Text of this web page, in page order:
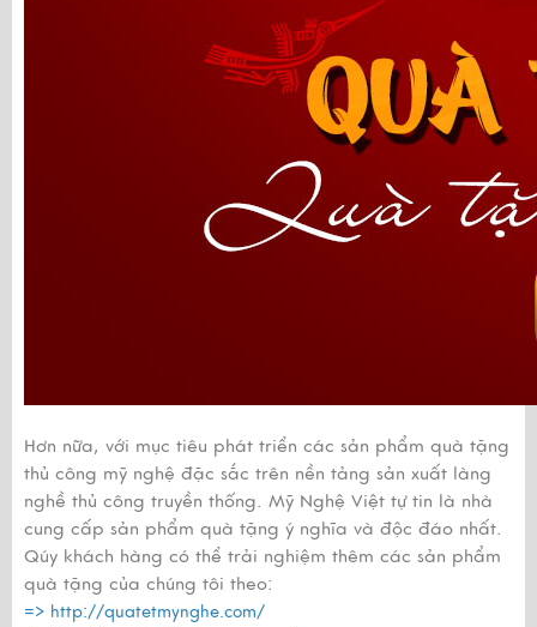
Hơn nữa, với mục tiêu phát triển các sản phẩm quà tặng
thủ công mỹ nghệ đặc sắc trên nền tảng sản xuất làng
nghề thủ công truyền thống. Mỹ Nghệ Việt tự tin là nhà
cung cấp sản phẩm quà tặng ý nghĩa và độc đáo nhất.
Qúy khách hàng có thể trải nghiệm thêm các sản phẩm
quà tặng của chúng tôi theo:
=> http://quatetmynghe.com/